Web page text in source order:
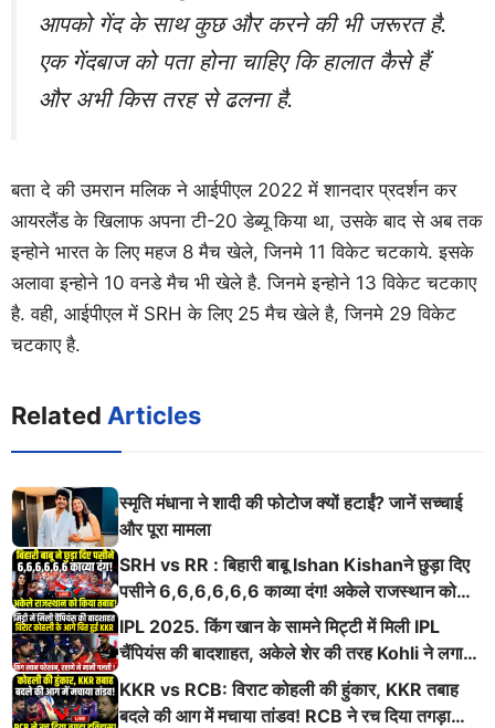
आपको गेंद के साथ कुछ और करने की भी जरूरत है.
एक गेंदबाज को पता होना चाहिए कि हालात कैसे हैं
और अभी किस तरह से ढलना है.
बता दे की उमरान मलिक ने आईपीएल 2022 में शानदार प्रदर्शन कर
आयरलैंड के खिलाफ अपना टी-20 डेब्यू किया था, उसके बाद से अब तक
इन्होने भारत के लिए महज 8 मैच खेले, जिनमे 11 विकेट चटकाये. इसके
अलावा इन्होने 10 वनडे मैच भी खेले है. जिनमे इन्होने 13 विकेट चटकाए
है. वही, आईपीएल में SRH के लिए 25 मैच खेले है, जिनमे 29 विकेट
चटकाए है.
Related Articles
स्मृति मंधाना ने शादी की फोटोज क्यों हटाईं? जानें सच्चाई
और पूरा मामला
SRH vs RR : बिहारी बाबू Ishan Kishanने छुड़ा दिए
पसीने 6,6,6,6,6,6 काव्या दंग! अकेले राजस्थान को
किया तबाह!
IPL 2025. किंग खान के सामने मिट्टी में मिली IPL
चैंपियंस की बादशाहत, अकेले शेर की तरह Kohli ने लगाई
ऐसी दहाड़
KKR vs RCB: विराट कोहली की हुंकार, KKR तबाह
बदले की आग में मचाया तांडव! RCB ने रच दिया तगड़ा